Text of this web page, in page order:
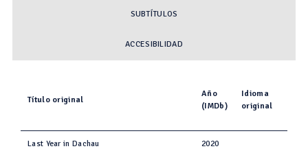
SUBTÍTULOS
ACCESIBILIDAD
Título original
Año
(IMDb)
Idioma
original
Last Year in Dachau 2020